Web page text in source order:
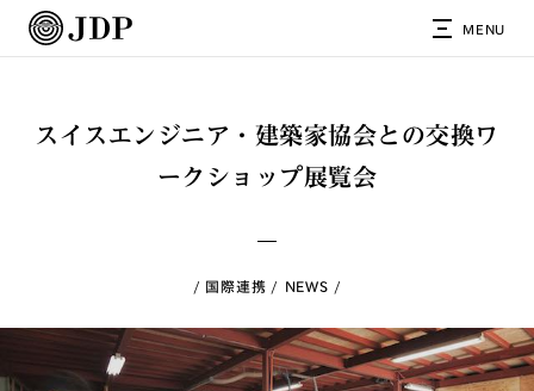
MENU
スイスエンジニア・建築家協会との交換ワ
ークショップ展覧会
国際連携 NEWS